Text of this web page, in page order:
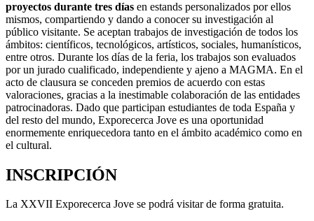
proyectos durante tres días en estands personalizados por ellos
mismos, compartiendo y dando a conocer su investigación al
público visitante. Se aceptan trabajos de investigación de todos los
ámbitos: científicos, tecnológicos, artísticos, sociales, humanísticos,
entre otros. Durante los días de la feria, los trabajos son evaluados
por un jurado cualificado, independiente y ajeno a MAGMA. En el
acto de clausura se conceden premios de acuerdo con estas
valoraciones, gracias a la inestimable colaboración de las entidades
patrocinadoras. Dado que participan estudiantes de toda España y
del resto del mundo, Exporecerca Jove es una oportunidad
enormemente enriquecedora tanto en el ámbito académico como en
el cultural.
INSCRIPCIÓN
La XXVII Exporecerca Jove se podrá visitar de forma gratuita.